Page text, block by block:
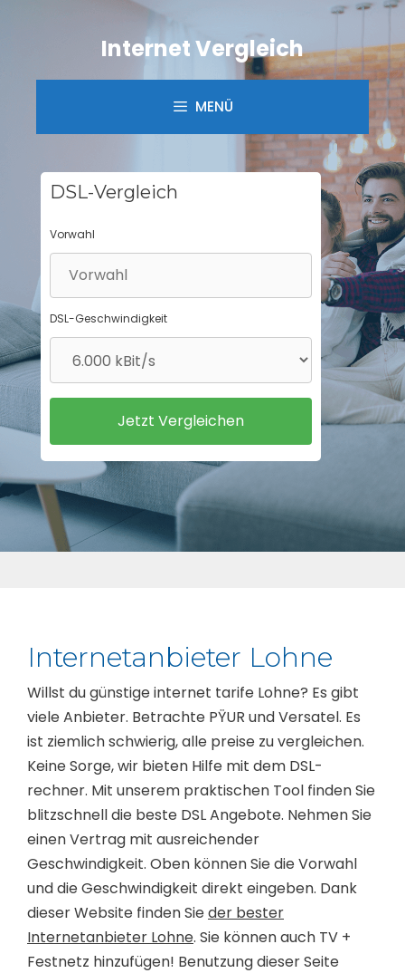
Internet Vergleich
MENÜ
DSL-Vergleich
Vorwahl
DSL-Geschwindigkeit
Internetanbieter Lohne
Willst du günstige internet tarife Lohne? Es gibt
viele Anbieter. Betrachte PŸUR und Versatel. Es
ist ziemlich schwierig, alle preise zu vergleichen.
Keine Sorge, wir bieten Hilfe mit dem DSL-
rechner. Mit unserem praktischen Tool finden Sie
blitzschnell die beste DSL Angebote. Nehmen Sie
einen Vertrag mit ausreichender
Geschwindigkeit. Oben können Sie die Vorwahl
und die Geschwindigkeit direkt eingeben. Dank
dieser Website finden Sieder bester
Internetanbieter Lohne. Sie können auch TV +
Festnetz hinzufügen! Benutzung dieser Seite